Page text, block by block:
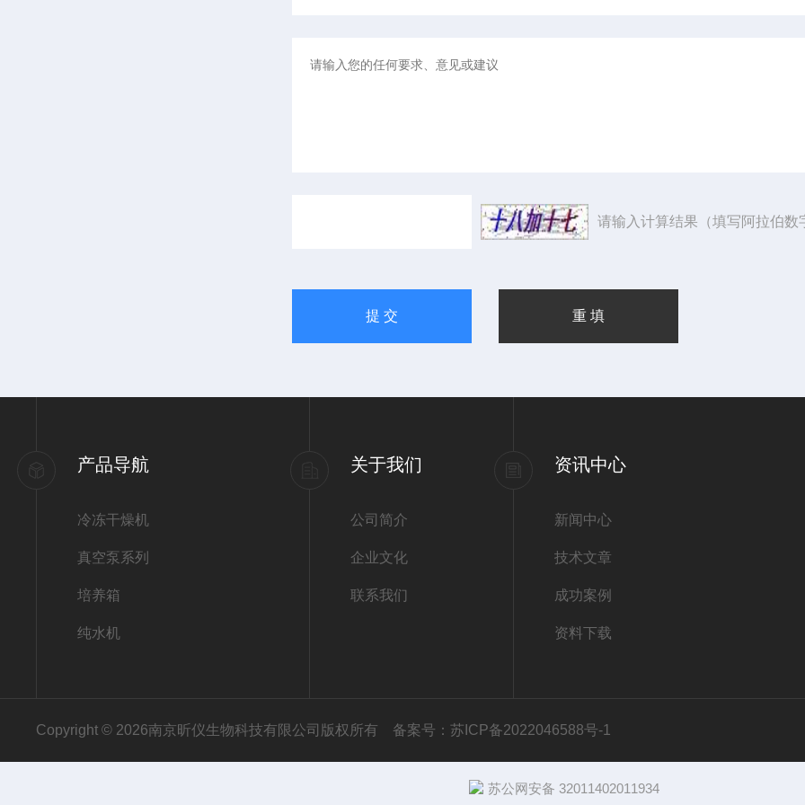
请输入计算结果（填写阿拉伯数
产品导航
冷冻干燥机
真空泵系列
培养箱
纯水机
关于我们
公司简介
企业文化
联系我们
资讯中心
新闻中心
技术文章
成功案例
资料下载
Copyright © 2026南京昕仪生物科技有限公司版权所有 备案号：苏ICP备2022046588号-1
苏公网安备 32011402011934